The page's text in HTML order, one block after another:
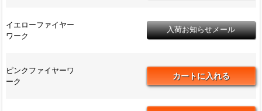
イエローファイヤー
ワーク
ピンクファイヤーワ
ーク